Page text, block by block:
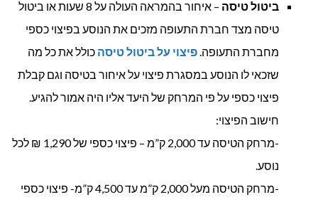
ביטול טיסה
– איחור בהמראה העולה על 8 שעות או ביטול
טיסה מצד חברת התעופה מזכים את הנוסע בפיצוי כספי
מחברת התעופה.פיצוי על ביטול טיסה כולל את כל מה
שזכאי לו הנוסע במסגרת פיצוי על איחור בטיסה וגם קבלת
פיצוי כספי על פי המרחק של היעד אליו היה אמור להגיע.
חישוב הפיצוי:
-מרחק הטיסה עד 2,000 ק”מ – פיצוי כספי של 1,290 ₪ לכל
נוסע.
-מרחק הטיסה מעל 2,000 ק”מ עד 4,500 ק”מ- פיצוי כספי